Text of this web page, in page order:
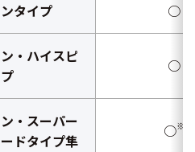
タイプ ○
・ハイスピ
○
・スーパー
ドタイプ隼
○※